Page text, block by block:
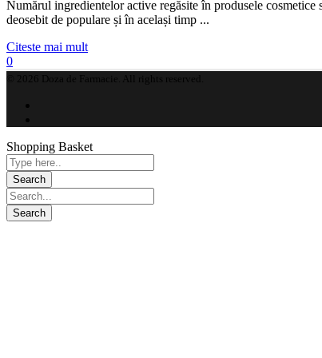
Numărul ingredientelor active regăsite în produsele
deosebit de populare și în același timp ...
Citeste mai mult
0
© 2026 Doza de Farmacie. All rights reserved.
Shopping Basket